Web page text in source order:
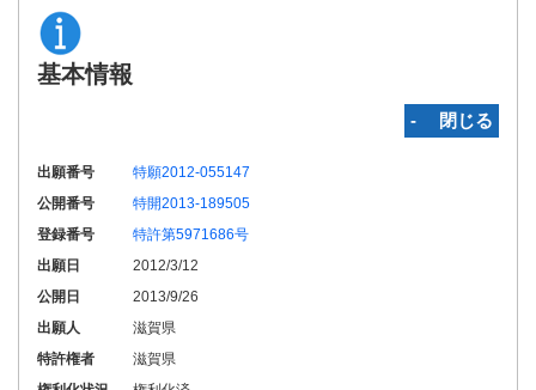
基本情報
‐ 閉じる
出願番号
特願2012-055147
公開番号
特開2013-189505
登録番号
特許第5971686号
出願日
2012/3/12
公開日
2013/9/26
出願人
滋賀県
特許権者
滋賀県